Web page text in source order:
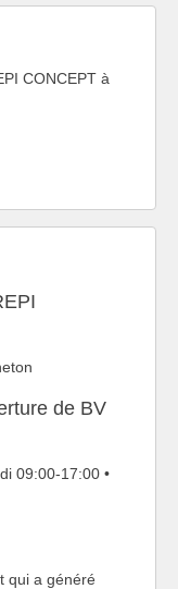
CONCEPT à
de BV
09:00-17:00 •
qui a généré